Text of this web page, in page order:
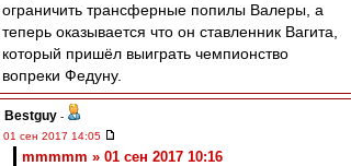
ограничить трансферные попилы Валеры, а
теперь оказывается что он ставленник Вагита,
который пришёл выиграть чемпионство
вопреки Федуну.
Bestguy -
01 сен 2017 14:05
mmmmm » 01 сен 2017 10:16